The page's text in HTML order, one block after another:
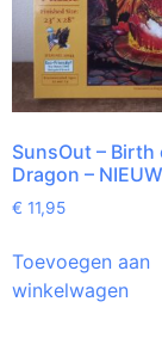
SunsOut – Birth
Dragon – NIEUW
€ 11,95
Toevoegen aan
winkelwagen